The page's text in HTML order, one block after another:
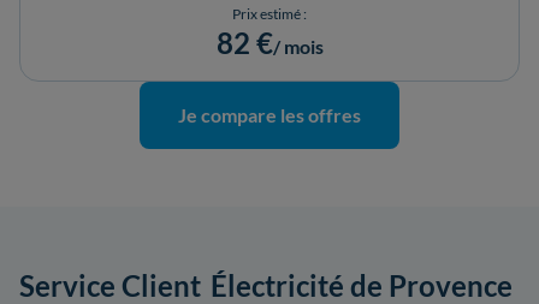
Prix estimé :
82 €/ mois
Je compare les offres
Électricité de Provence
Service Client